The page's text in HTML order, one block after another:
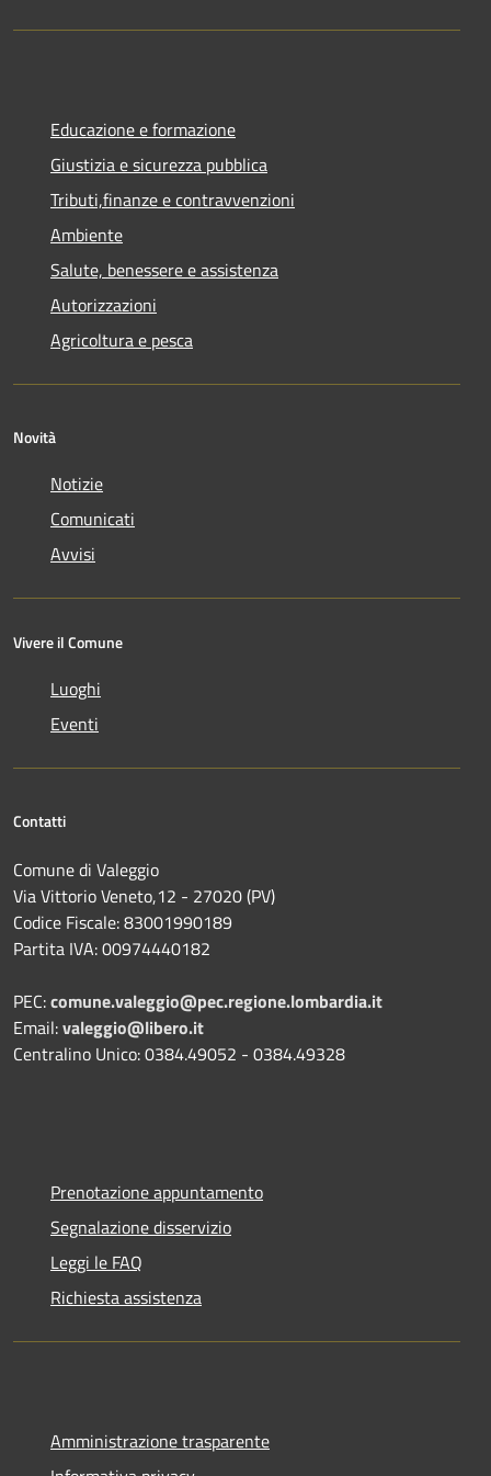
Educazione e formazione
Giustizia e sicurezza pubblica
Tributi,finanze e contravvenzioni
Ambiente
Salute, benessere e assistenza
Autorizzazioni
Agricoltura e pesca
Novità
Notizie
Comunicati
Avvisi
Vivere il Comune
Luoghi
Eventi
Contatti
Comune di Valeggio
Via Vittorio Veneto,12 - 27020 (PV)
Codice Fiscale: 83001990189
Partita IVA: 00974440182
PEC:comune.valeggio@pec.regione.lombardia.it
Email:valeggio@libero.it
Centralino Unico: 0384.49052 - 0384.49328
Prenotazione appuntamento
Segnalazione disservizio
Leggi le FAQ
Richiesta assistenza
Amministrazione trasparente